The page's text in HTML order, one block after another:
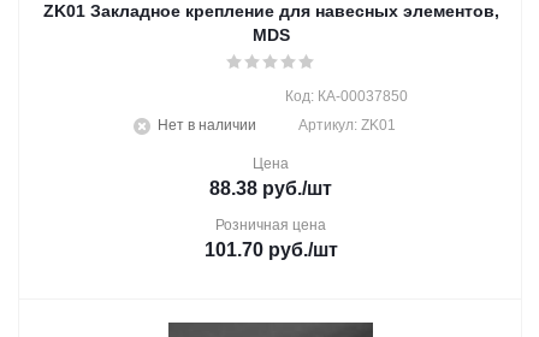
ZK01 Закладное крепление для навесных элементов,
MDS
Нет в наличии
Код: КА-00037850
Артикул: ZK01
Цена
88.38 руб./шт
Розничная цена
101.70руб./шт